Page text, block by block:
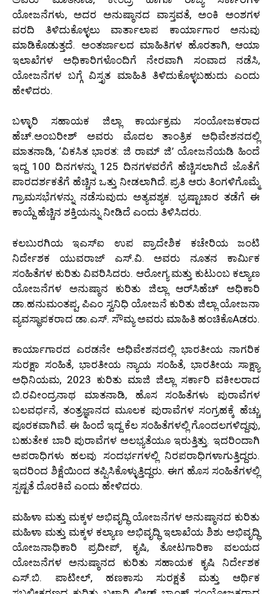
ಯೋಜನೆಗಳು, ಅದರ ಅನುಷ್ಠಾನದ ವಾಸ್ತವತೆ, ಅಂಕಿ ಅಂಶಗಳ
ವರದಿ ತಿಳಿದುಕೊಳ್ಳಲು ವಾರ್ತಾಲಾಪ ಕಾರ್ಯಾಗಾರ ಅನುವು
ಮಾಡಿಕೊಡುತ್ತದೆ. ಅಂತರ್ಜಾಲದ ಮಾಹಿತಿಗಳ ಹೊರತಾಗಿ, ಆಯಾ
ಇಲಾಖೆಗಳ ಅಧಿಕಾರಿಗಳೊಂದಿಗೆ ನೇರವಾಗಿ ಸಂವಾದ ನಡೆಸಿ,
ಯೋಜನೆಗಳ ಬಗ್ಗೆ ವಿಸ್ತೃತ ಮಾಹಿತಿ ತಿಳಿದುಕೊಳ್ಳಬಹುದು ಎಂದು
ಹೇಳಿದರು.
ಬಳ್ಳಾರಿ ಸಹಾಯಕ ಜಿಲ್ಲಾ ಕಾರ್ಯಕ್ರಮ ಸಂಯೋಜಕರಾದ
ಹೆಚ್.ಅಂಬರೀಶ್ ಅವರು ಮೊದಲ ತಾಂತ್ರಿಕ ಅಧಿವೇಶನದಲ್ಲಿ
ಮಾತನಾಡಿ, ‘ವಿಕಸಿತ ಭಾರತ: ಜಿ ರಾಮ್ ಜಿ’ ಯೋಜನೆಯಡಿ ಹಿಂದೆ
ಇದ್ದ 100 ದಿನಗಳನ್ನು 125 ದಿನಗಳವರೆಗೆ ಹೆಚ್ಚಿಸಲಾಗಿದೆ ಜೊತೆಗೆ
ಪಾರದರ್ಶಕತೆಗೆ ಹೆಚ್ಚಿನ ಒತ್ತು ನೀಡಲಾಗಿದೆ. ಪ್ರತಿ ಆರು ತಿಂಗಳಿಗೊಮ್ಮೆ
ಗ್ರಾಮಸಭೆಗಳನ್ನು ನಡೆಸುವುದು ಅತ್ಯವಶ್ಯಕ. ಭ್ರಷ್ಟಾಚಾರ ತಡೆಗೆ ಈ
ಕಾಯ್ದೆ ಹೆಚ್ಚಿನ ಶಕ್ತಿಯನ್ನು ನೀಡಿದೆ ಎಂದು ತಿಳಿಸಿದರು.
ಕಲಬುರಗಿಯ ಇಎಸ್‌ಐ ಉಪ ಪ್ರಾದೇಶಿಕ ಕಚೇರಿಯ ಜಂಟಿ
ನಿರ್ದೇಶಕ ಯುವರಾಜ್ ಎಸ್.ವಿ. ಅವರು ನೂತನ ಕಾರ್ಮಿಕ
ಸಂಹಿತೆಗಳ ಕುರಿತು ವಿವರಿಸಿದರು. ಆರೋಗ್ಯ ಮತ್ತು ಕುಟುಂಬ ಕಲ್ಯಾಣ
ಯೋಜನೆಗಳ ಅನುಷ್ಠಾನ ಕುರಿತು ಜಿಲ್ಲಾ ಆರ್‌ಸಿಹೆಚ್ ಅಧಿಕಾರಿ
ಡಾ.ಹನುಮಂತಪ್ಪ, ಪಿಎಂ ಸ್ವನಿಧಿ ಯೋಜನೆ ಕುರಿತು ಜಿಲ್ಲಾ ಯೋಜನಾ
ವ್ಯವಸ್ಥಾಪಕರಾದ ಡಾ.ಎಸ್. ಸೌಮ್ಯ ಅವರು ಮಾಹಿತಿ ಹಂಚಿಕೊAಡರು.
ಕಾರ್ಯಾಗಾರದ ಎರಡನೇ ಅಧಿವೇಶನದಲ್ಲಿ ಭಾರತೀಯ ನಾಗರಿಕ
ಸುರಕ್ಷಾ ಸಂಹಿತೆ, ಭಾರತೀಯ ನ್ಯಾಯ ಸಂಹಿತೆ, ಭಾರತೀಯ ಸಾಕ್ಷ್ಯಾ
ಅಧಿನಿಯಮ, 2023 ಕುರಿತು ಮಾಜಿ ಜಿಲ್ಲಾ ಸರ್ಕಾರಿ ವಕೀಲರಾದ
ಬಿ.ರವೀಂದ್ರನಾಥ ಮಾತನಾಡಿ, ಹೊಸ ಸಂಹಿತೆಗಳು ಪುರಾವೆಗಳ
ಬಲವರ್ಧನೆ, ತಂತ್ರಜ್ಞಾನದ ಮೂಲಕ ಪುರಾವೆಗಳ ಸಂಗ್ರಹಕ್ಕೆ ಹೆಚ್ಚು
ಪೂರಕವಾಗಿವೆ. ಈ ಹಿಂದೆ ಇದ್ದ ಕೆಲ ಸಂಹಿತೆಗಳಲ್ಲಿ ಗೊಂದಲಗಳಿದ್ದವು,
ಬಹುತೇಕ ಬಾರಿ ಪುರಾವೆಗಳ ಅಲಭ್ಯತೆಯೂ ಇರುತ್ತಿತ್ತು. ಇದರಿಂದಾಗಿ
ಅಪರಾಧಿಗಳು ಹಲವು ಸಂದರ್ಭಗಳಲ್ಲಿ ನಿರಪರಾಧಿಗಳಾಗುತ್ತಿದ್ದರು.
ಇದರಿಂದ ಶಿಕ್ಷೆಯಿಂದ ತಪ್ಪಿಸಿಕೊಳ್ಳುತ್ತಿದ್ದರು. ಈಗ ಹೊಸ ಸಂಹಿತೆಗಳಲ್ಲಿ
ಸ್ಪಷ್ಟತೆ ದೊರಕಿವೆ ಎಂದು ಹೇಳಿದರು.
ಮಹಿಳಾ ಮತ್ತು ಮಕ್ಕಳ ಅಭಿವೃದ್ಧಿ ಯೋಜನೆಗಳ ಅನುಷ್ಠಾನದ ಕುರಿತು
ಮಹಿಳಾ ಮತ್ತು ಮಕ್ಕಳ ಕಲ್ಯಾಣ ಅಭಿವೃದ್ಧಿ ಇಲಾಖೆಯ ಶಿಶು ಅಭಿವೃದ್ಧಿ
ಯೋಜನಾಧಿಕಾರಿ ಪ್ರದೀಪ್, ಕೃಷಿ, ತೋಟಗಾರಿಕಾ ವಲಯದ
ಯೋಜನೆಗಳ ಅನುಷ್ಠಾನದ ಕುರಿತು ಸಹಾಯಕ ಕೃಷಿ ನಿರ್ದೇಶಕ
ಎಸ್.ಬಿ. ಪಾಟೀಲ್, ಹಣಕಾಸು ಸುರಕ್ಷತೆ ಮತ್ತು ಆರ್ಥಿಕ